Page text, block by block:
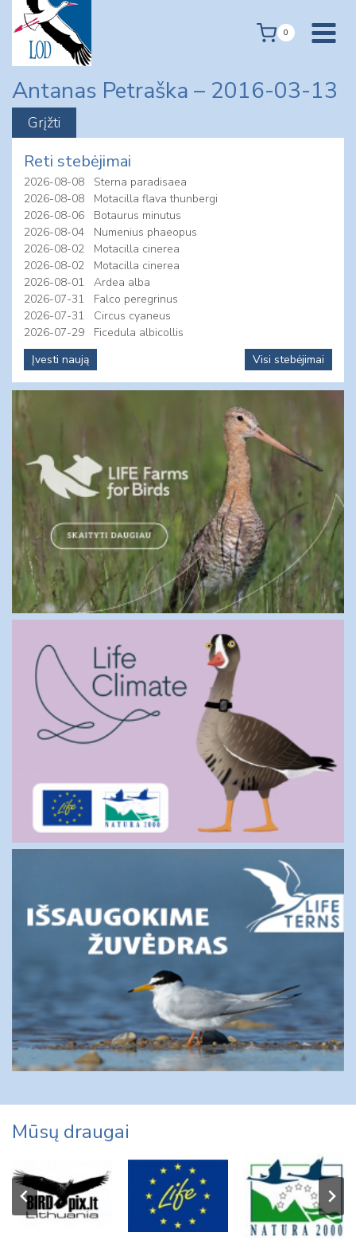
content
0
Antanas Petraška – 2016-03-13
Reti stebėjimai
2026-08-08
Sterna paradisaea
2026-08-08
Motacilla flava thunbergi
2026-08-06
Botaurus minutus
2026-08-04
Numenius phaeopus
2026-08-02
Motacilla cinerea
2026-08-02
Motacilla cinerea
2026-08-01
Ardea alba
2026-07-31
Falco peregrinus
2026-07-31
Circus cyaneus
2026-07-29
Ficedula albicollis
Įvesti naują
Visi stebėjimai
Mūsų draugai